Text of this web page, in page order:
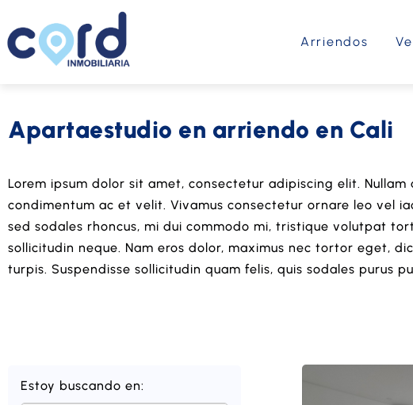
Arriendos
Apartaestudio en arriendo en Cali
Lorem ipsum dolor sit amet, consectetur adipiscing elit.
condimentum ac et velit. Vivamus consectetur ornare leo vel
sed sodales rhoncus, mi dui commodo mi, tristique volutpat
sollicitudin neque. Nam eros dolor, maximus nec tortor eget,
turpis. Suspendisse sollicitudin quam felis, quis sodales purus
Estoy buscando en: